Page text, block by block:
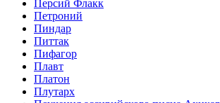
Персий Флакк
Петроний
Пиндар
Питтак
Пифагор
Плавт
Платон
Плутарх